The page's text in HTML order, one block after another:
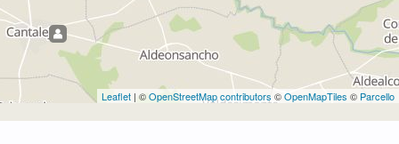
Leaflet | ©OpenStreetMap contributors ©OpenMapTiles © Parcello